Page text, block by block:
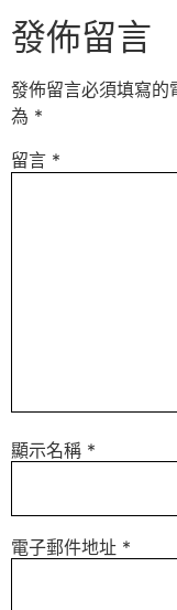
發佈留言
發佈留言必須填寫的
為 *
留言 *
顯示名稱 *
電子郵件地址 *